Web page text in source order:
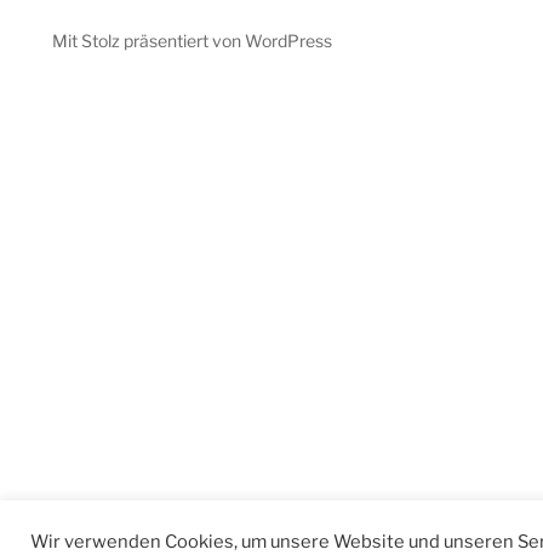
Mit Stolz präsentiert von WordPress
Wir verwenden Cookies, um unsere Website und unseren